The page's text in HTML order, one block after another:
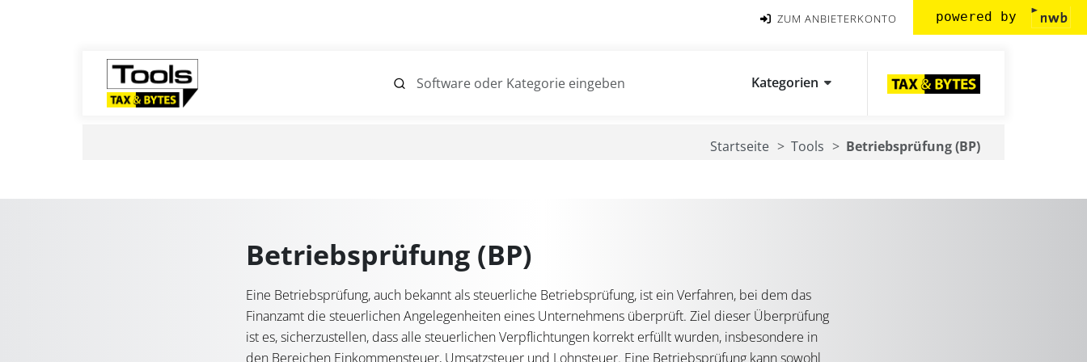
ZUM ANBIETERKONTO powered by
Kategorien
Startseite Tools Betriebsprüfung (BP)
Betriebsprüfung (BP)
Eine Betriebsprüfung, auch bekannt als steuerliche Betriebsprüfung, ist ein Verfahren, bei dem das
Finanzamt die steuerlichen Angelegenheiten eines Unternehmens überprüft. Ziel dieser Überprüfung
ist es, sicherzustellen, dass alle steuerlichen Verpflichtungen korrekt erfüllt wurden, insbesondere in
den Bereichen Einkommensteuer, Umsatzsteuer und Lohnsteuer. Eine Betriebsprüfung kann sowohl